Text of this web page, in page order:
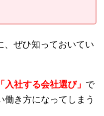
ぜひ知っておいてい
「入社する会社選び」 で
働き方になってしまう